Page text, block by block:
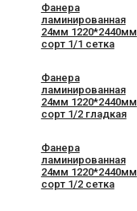
Фанера
ламинированная
24мм 1220*2440мм
сорт 1/1 сетка
Фанера
ламинированная
24мм 1220*2440мм
сорт 1/2 гладкая
Фанера
ламинированная
24мм 1220*2440мм
сорт 1/2 сетка